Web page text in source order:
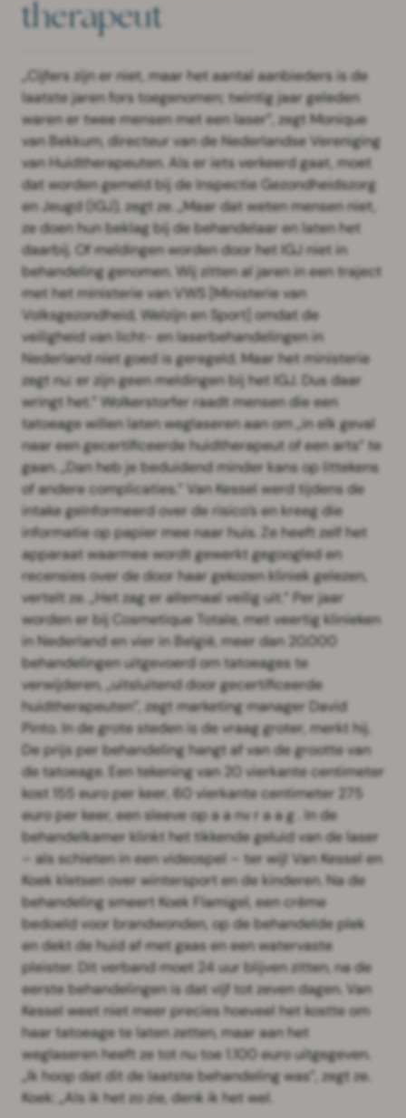
therapeut
„Cijfers zijn er niet, maar het aantal aanbieders is de
laatste jaren fors toegenomen; twintig jaar geleden
waren er twee mensen met een laser”, zegt Monique
van Bekkum, directeur van de Nederlandse Vereniging
van Huidtherapeuten. Als er iets verkeerd gaat, moet
dat worden gemeld bij de Inspectie Gezondheidszorg
en Jeugd (IGJ), zegt ze. „Maar dat weten mensen niet,
ze doen hun beklag bij de behandelaar en laten het
daarbij. Of meldingen worden door het IGJ niet in
behandeling genomen. Wij zitten al jaren in een traject
met het ministerie van VWS [Ministerie van
Volksgezondheid, Welzijn en Sport] omdat de
veiligheid van licht- en laserbehandelingen in
Nederland niet goed is geregeld. Maar het ministerie
zegt nu: er zijn geen meldingen bij het IGJ. Dus daar
wringt het.” Wolkerstorfer raadt mensen die een
tatoeage willen laten weglaseren aan om „in elk geval
naar een gecertificeerde huidtherapeut of een arts” te
gaan. „Dan heb je beduidend minder kans op littekens
of andere complicaties.” Van Kessel werd tijdens de
intake geïnformeerd over de risico’s en kreeg die
informatie op papier mee naar huis. Ze heeft zelf het
apparaat waarmee wordt gewerkt gegoogled en
recensies over de door haar gekozen kliniek gelezen,
vertelt ze. „Het zag er allemaal veilig uit.” Per jaar
worden er bij Cosmetique Totale, met veertig klinieken
in Nederland en vier in België, meer dan 20.000
behandelingen uitgevoerd om tatoeages te
verwijderen, „uitsluitend door gecertificeerde
huidtherapeuten”, zegt marketing manager David
Pinto. In de grote steden is de vraag groter, merkt hij.
De prijs per behandeling hangt af van de grootte van
de tatoeage. Een tekening van 20 vierkante centimeter
kost 155 euro per keer, 60 vierkante centimeter 275
euro per keer, een sleeve op a a nv r a a g . In de
behandelkamer klinkt het tikkende geluid van de laser
– als schieten in een videospel – ter wijl Van Kessel en
Koek kletsen over wintersport en de kinderen. Na de
behandeling smeert Koek Flamigel, een crème
bedoeld voor brandwonden, op de behandelde plek
en dekt de huid af met gaas en een watervaste
pleister. Dit verband moet 24 uur blijven zitten, na de
eerste behandelingen is dat vijf tot zeven dagen. Van
Kessel weet niet meer precies hoeveel het kostte om
haar tatoeage te laten zetten, maar aan het
weglaseren heeft ze tot nu toe 1.100 euro uitgegeven.
„Ik hoop dat dit de laatste behandeling was”, zegt ze.
Koek: „Als ik het zo zie, denk ik het wel.